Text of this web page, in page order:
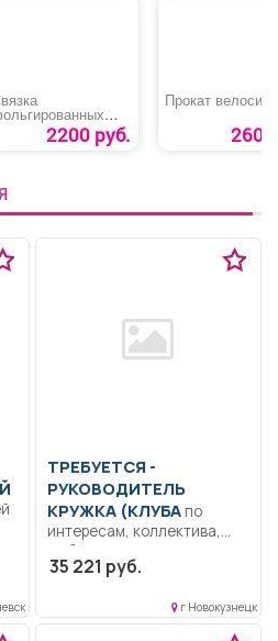
2200 руб.
Прокат
260
ТРЕБУЕТСЯ -
РУКОВОДИТЕЛЬ
КРУЖКА (КЛУБАпо
интересам, коллектива,
любительского
объединения, секции,
35 221 руб.
г Новокузнецк